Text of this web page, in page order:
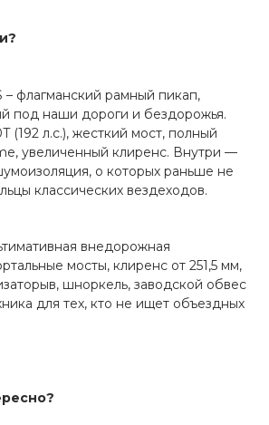
– флагманский рамный пикап,
под наши дороги и бездорожья.
(192 л.с.), жесткий мост, полный
увеличенный клиренс. Внутри —
о которых раньше не
классических вездеходов.
внедорожная
мосты, клиренс от 251,5 мм,
шноркель, заводской обвес
для тех, кто не ищет объездных